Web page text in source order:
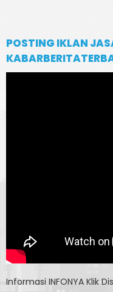
POSTING IKLAN
Informasi INFONYA Klik